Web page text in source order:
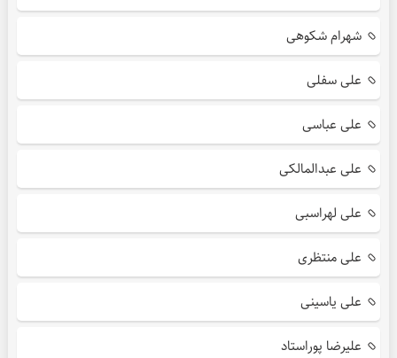
شهرام شکوهی
علی سفلی
علی عباسی
علی عبدالمالکی
علی لهراسبی
علی منتظری
علی یاسینی
علیرضا پوراستاد